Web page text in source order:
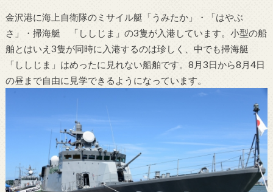
金沢港に海上自衛隊のミサイル艇「うみたか」・「はやぶ
さ」・掃海艇 「ししじま」の3隻が入港しています。小型の船
舶とはいえ3隻が同時に入港するのは珍しく、中でも掃海艇
「ししじま」はめったに見れない船舶です。8月3日から8月4日
の昼まで自由に見学できるようになっています。